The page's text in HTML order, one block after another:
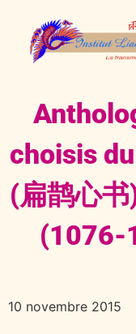
choisis
(扁鹊心
(1076-
10 novembre 2015